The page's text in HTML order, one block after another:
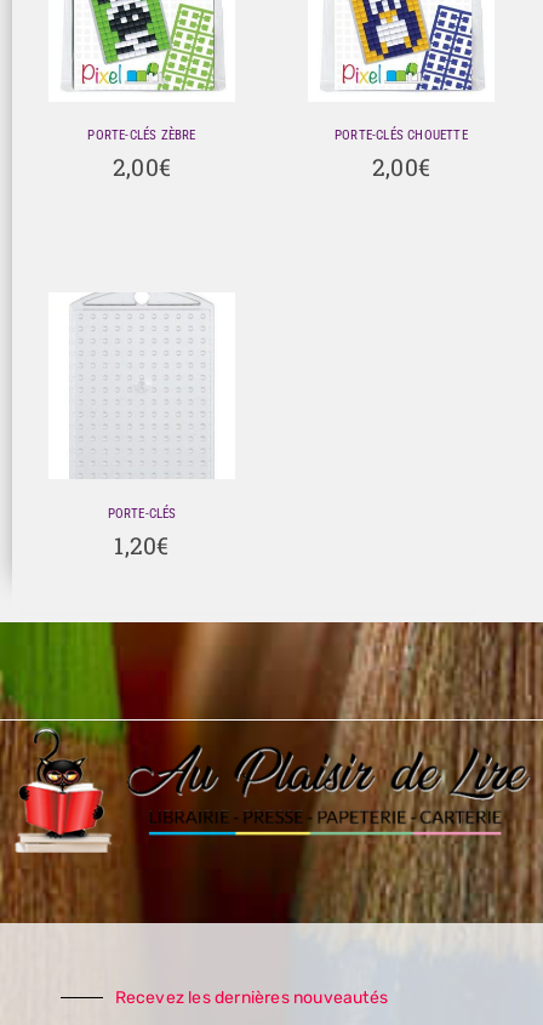
PORTE-CLÉS ZÈBRE
2,00€
PORTE-CLÉS CHOUETTE
2,00€
PORTE-CLÉS
1,20€
Recevez les dernières nouveautés